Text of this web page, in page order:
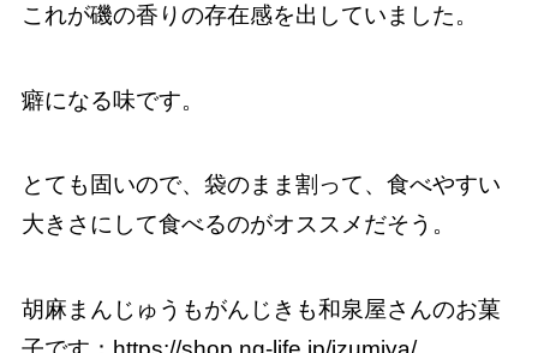
これが磯の香りの存在感を出していました。
癖になる味です。
とても固いので、袋のまま割って、食べやすい
大きさにして食べるのがオススメだそう。
胡麻まんじゅうもがんじきも和泉屋さんのお菓